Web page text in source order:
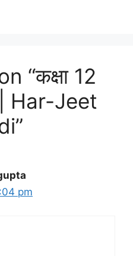
“कक्षा 12
| Har-Jeet
pm